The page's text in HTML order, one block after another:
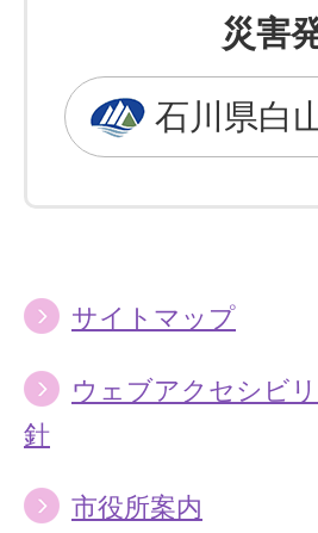
災害
石川県白
サイトマップ
ウェブアクセシビ
針
市役所案内